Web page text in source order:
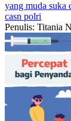
yang muda suka
casn polri
Penulis: Titania